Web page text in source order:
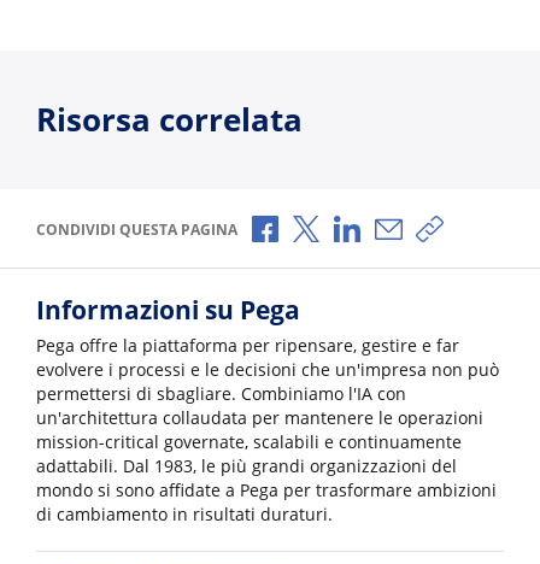
Risorsa correlata
CONDIVIDI QUESTA PAGINA Condividi via Facebook
Condividi via X
Condividi via
Condividi via e-
Copia link
Informazioni su Pega
Pega offre la piattaforma per ripensare, gestire e far
evolvere i processi e le decisioni che un'impresa non può
permettersi di sbagliare. Combiniamo l'IA con
un'architettura collaudata per mantenere le operazioni
mission-critical governate, scalabili e continuamente
adattabili. Dal 1983, le più grandi organizzazioni del
mondo si sono affidate a Pega per trasformare ambizioni
di cambiamento in risultati duraturi.